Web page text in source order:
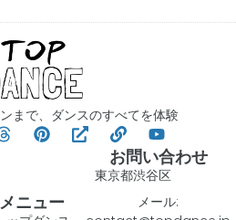
まで、ダンスのすべてを体験
メニュー
お問い合わせ
東京都渋谷区
メール: